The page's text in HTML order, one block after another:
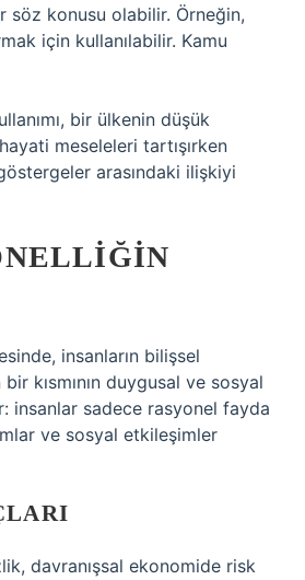
söz konusu olabilir. Örneğin,
için kullanılabilir. Kamu
bir ülkenin düşük
meseleleri tartışırken
arasındaki ilişkiyi
insanların bilişsel
bir kısmının duygusal ve sosyal
insanlar sadece rasyonel fayda
ve sosyal etkileşimler
davranışsal ekonomide risk